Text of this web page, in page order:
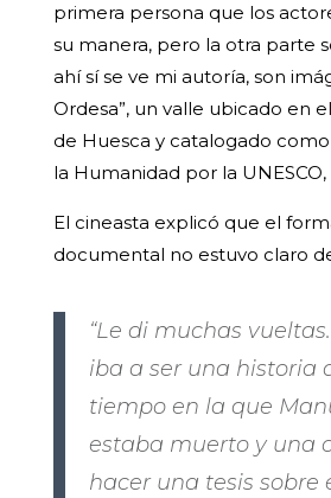
primera persona que los
su manera, pero la otra parte
ahí sí se ve mi autoría, son
Ordesa”, un valle ubicado en
de Huesca y catalogado
la Humanidad por la UNESCO,
El cineasta explicó que el
documental no estuvo claro
“Le di muchas
iba a ser una historia
tiempo en la que
estaba muerto y una
hacer una tesis sobre